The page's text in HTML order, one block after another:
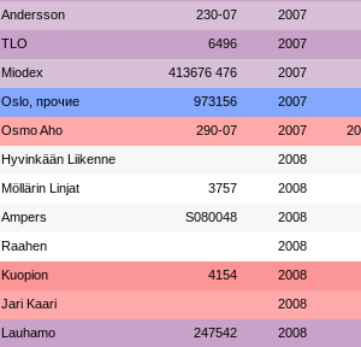
Andersson 230-07 2007
TLO 6496 2007
Miodex 413676 476 2007
Oslo, прочие 973156 2007
Osmo Aho 290-07 2007
Hyvinkään Liikenne 2008
Möllärin Linjat 3757 2008
Ampers S080048 2008
Raahen 2008
Kuopion 4154 2008
Jari Kaari 2008
Lauhamo 247542 2008